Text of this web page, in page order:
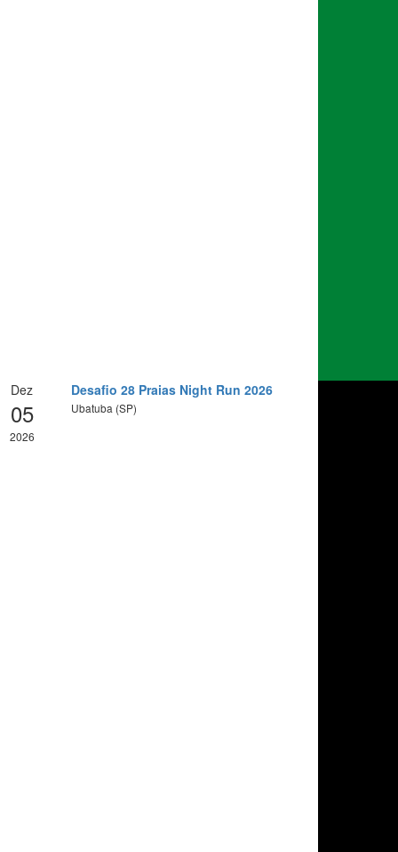
Dez
05
2026
Desafio 28 Praias Night Run 2026
Ubatuba (SP)